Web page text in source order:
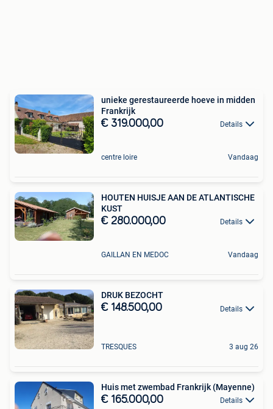
unieke gerestaureerde hoeve in midden
Frankrijk
€ 319.000,00 Details
centre loire Vandaag
HOUTEN HUISJE AAN DE ATLANTISCHE
KUST
€ 280.000,00 Details
GAILLAN EN MEDOC Vandaag
DRUK BEZOCHT
€ 148.500,00 Details
TRESQUES 3 aug 26
Huis met zwembad Frankrijk (Mayenne)
€ 165.000,00 Details